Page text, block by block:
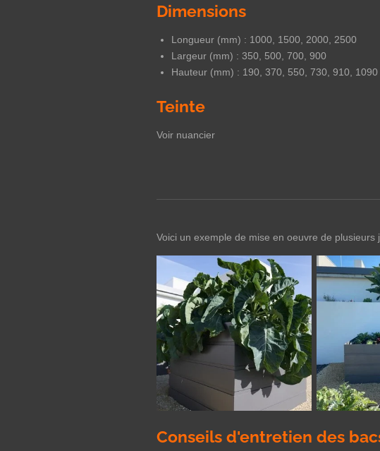
Dimensions
Longueur (mm) : 1000, 1500, 2000, 2500
Largeur (mm) : 350, 500, 700, 900
Hauteur (mm) : 190, 370, 550, 730, 910, 1090
Teinte
Voir nuancier
Voici un exemple de mise en oeuvre de
Conseils d'entretien des